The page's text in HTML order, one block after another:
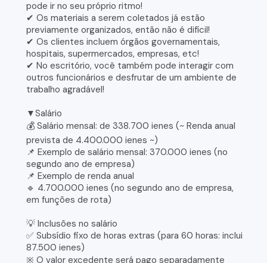
pode ir no seu próprio ritmo!
✔ Os materiais a serem coletados já estão
previamente organizados, então não é difícil!
✔ Os clientes incluem órgãos governamentais,
hospitais, supermercados, empresas, etc!
✔ No escritório, você também pode interagir com
outros funcionários e desfrutar de um ambiente de
trabalho agradável!
▼Salário
💰 Salário mensal: de 338.700 ienes (~ Renda anual
prevista de 4.400.000 ienes ~)
📌 Exemplo de salário mensal: 370.000 ienes (no
segundo ano de empresa)
📌 Exemplo de renda anual
🔹 4.700.000 ienes (no segundo ano de empresa,
em funções de rota)
💡 Inclusões no salário
✅ Subsídio fixo de horas extras (para 60 horas: inclui
87.500 ienes)
※ O valor excedente será pago separadamente